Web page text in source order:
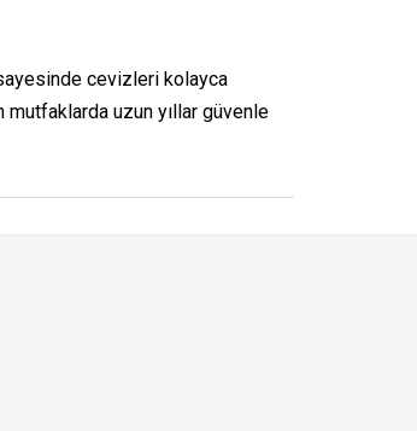
sayesinde cevizleri kolayca
mutfaklarda uzun yıllar güvenle